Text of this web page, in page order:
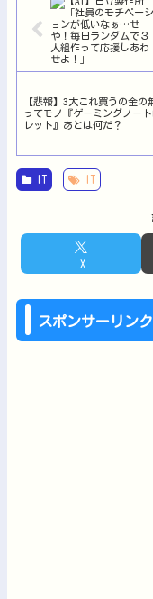
【悲報】3大これ買うの金の
ってモノ『ゲーミングノー
レット』あとは何だ？
IT IT
X
スポンサーリンク